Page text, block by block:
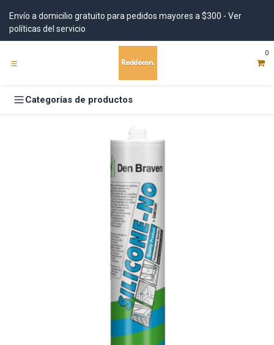
Envío a domicilio gratuito para pedidos mayores a $300 - Ver
políticas del servicio
0
Categorías de productos